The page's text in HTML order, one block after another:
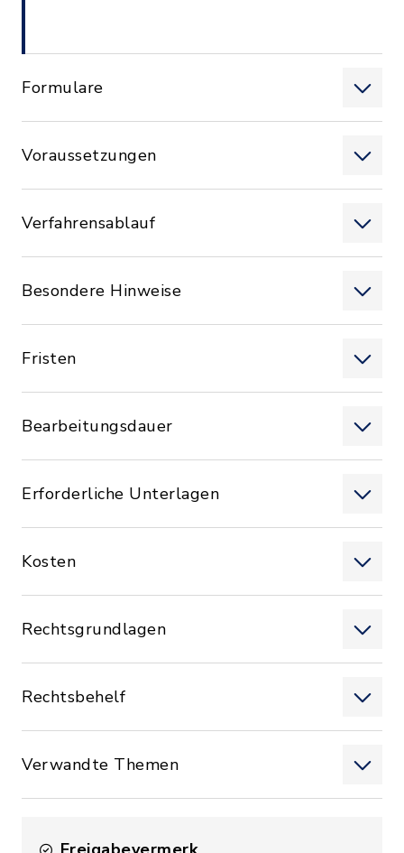
Formulare
Voraussetzungen
Verfahrensablauf
Besondere Hinweise
Fristen
Bearbeitungsdauer
Erforderliche Unterlagen
Kosten
Rechtsgrundlagen
Rechtsbehelf
Verwandte Themen